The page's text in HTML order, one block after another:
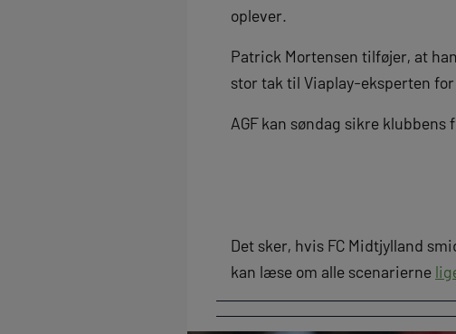
oplever.
Patrick Mortensen tilføjer, at
stor tak til Viaplay-eksperten
AGF kan søndag sikre
Det sker, hvis FC Midtjylland
kan læse om alle scenarierne